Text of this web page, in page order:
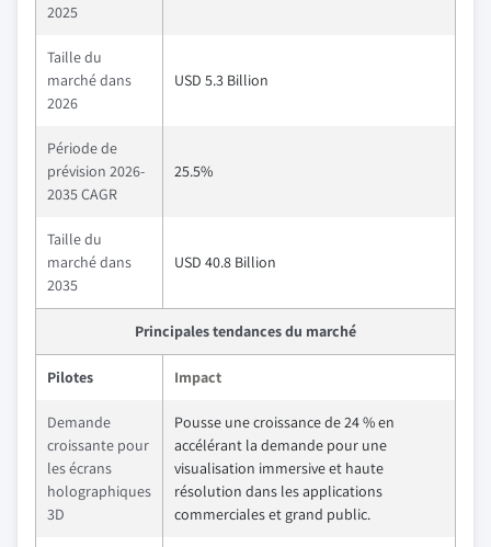
2025
Taille du
marché dans
2026
USD 5.3 Billion
Période de
prévision 2026-
2035 CAGR
25.5%
Taille du
marché dans
2035
USD 40.8 Billion
Principales tendances du marché
Pilotes Impact
Demande
croissante pour
les écrans
holographiques
3D
Pousse une croissance de 24 % en
accélérant la demande pour une
visualisation immersive et haute
résolution dans les applications
commerciales et grand public.